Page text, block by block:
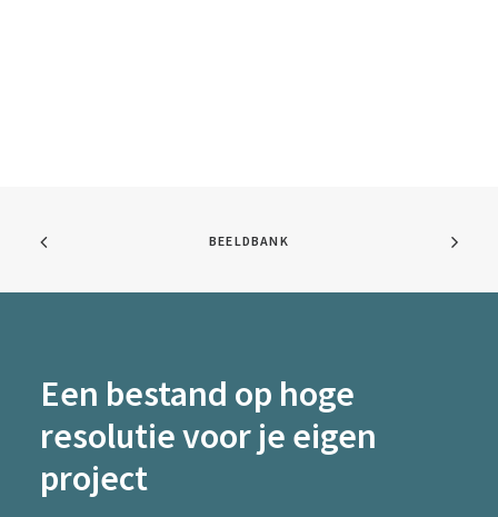
BEELDBANK
Een bestand op hoge
resolutie voor je eigen
project